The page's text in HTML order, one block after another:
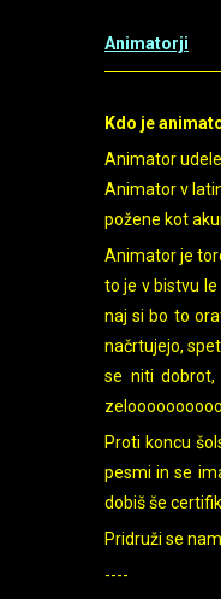
Animatorji
Kdo je
Animator
Animator v
požene kot
Animator je
to je v bistvu
naj si bo to
načrtujejo,
se niti dobrot,
Proti koncu
pesmi in se
dobiš še
Pridruži se
----